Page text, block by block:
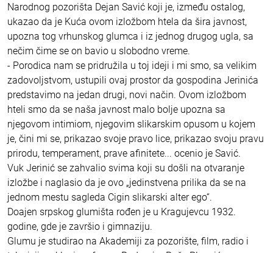
Narodnog pozorišta Dejan Savić koji je, između ostalog,
ukazao da je Kuća ovom izložbom htela da šira javnost,
upozna tog vrhunskog glumca i iz jednog drugog ugla, sa
nečim čime se on bavio u slobodno vreme.
- Porodica nam se pridružila u toj ideji i mi smo, sa velikim
zadovoljstvom, ustupili ovaj prostor da gospodina Jerinića
predstavimo na jedan drugi, novi način. Ovom izložbom
hteli smo da se naša javnost malo bolje upozna sa
njegovom intimiom, njegovim slikarskim opusom u kojem
je, čini mi se, prikazao svoje pravo lice, prikazao svoju pravu
prirodu, temperament, prave afinitete... ocenio je Savić.
Vuk Jerinić se zahvalio svima koji su došli na otvaranje
izložbe i naglasio da je ovo „jedinstvena prilika da se na
jednom mestu sagleda Cigin slikarski alter ego“.
Doajen srpskog glumišta rođen je u Kragujevcu 1932.
godine, gde je završio i gimnaziju.
Glumu je studirao na Akademiji za pozorište, film, radio i